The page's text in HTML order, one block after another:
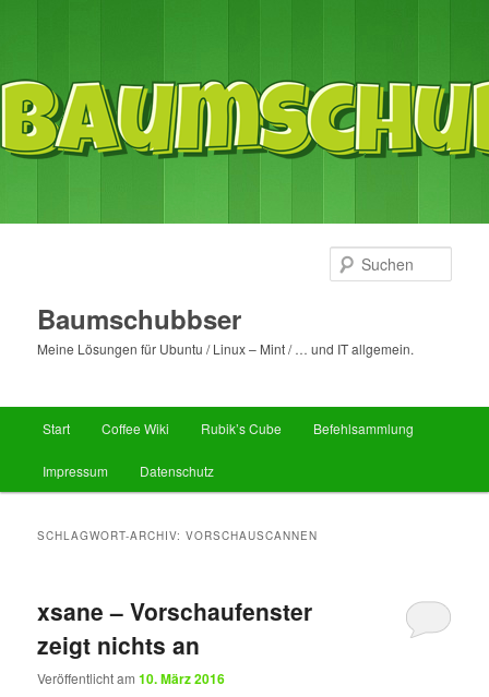
Baumschubbser
Meine Lösungen für Ubuntu / Linux – Mint / … und IT allgemein.
Zum
primären
Zum
sekundären
Start Coffee Wiki Rubik’s Cube Befehlsammlung
Impressum Datenschutz
SCHLAGWORT-ARCHIV:VORSCHAUSCANNEN
xsane – Vorschaufenster
zeigt nichts an
Veröffentlicht am10. März 2016